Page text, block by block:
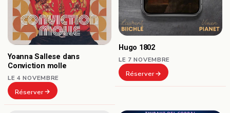
Yoanna Sallese dans
Conviction molle
LE 4 NOVEMBRE
Réserver
Hugo 1802
LE 7 NOVEMBRE
Réserver